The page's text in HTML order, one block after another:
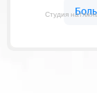
Студия